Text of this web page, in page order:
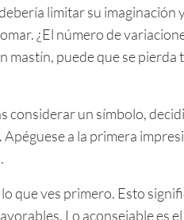
limitar su imaginación
¿El número de
mastín, puede que se pierda
un símbolo,
a la primera
que ves primero. Esto
Lo aconsejable es